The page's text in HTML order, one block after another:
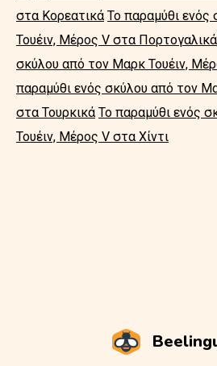
στα Κορεατικά Το παραμύθι
Τουέιν, Μέρος V στα Πορτογαλικά
σκύλου από τον Μαρκ Τουέιν,
παραμύθι ενός σκύλου από τον
στα Τουρκικά Το παραμύθι ενός
Τουέιν, Μέρος V στα Χίντι